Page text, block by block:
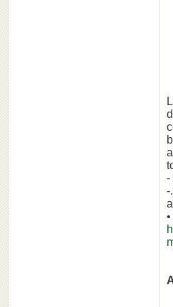
-
-